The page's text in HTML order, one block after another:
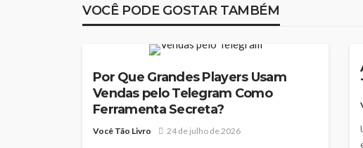
VOCÊ PODE GOSTAR TAMBÉM
Por Que Grandes Players Usam
Vendas pelo Telegram Como
Ferramenta Secreta?
Você Tão Livro 24 de julho de 2026